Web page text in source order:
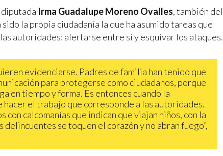
diputada Irma Guadalupe Moreno Ovalles, también del
sido la propia ciudadanía la que ha asumido tareas que
autoridades: alertarse entre sí y esquivar los ataques.
evidenciarse. Padres de familia han tenido que
para protegerse como ciudadanos, porque
en tiempo y forma. Es entonces cuando la
hacer el trabajo que corresponde a las autoridades.
con calcomanías que indican que viajan niños, con la
delincuentes se toquen el corazón y no abran fuego”,